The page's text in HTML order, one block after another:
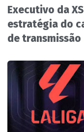
Executivo da
estratégia do
de transmissão